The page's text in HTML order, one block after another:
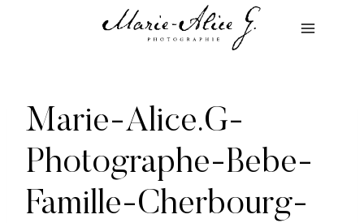
Marie-Alice.G-
Photographe-Bebe-
Famille-Cherbourg-